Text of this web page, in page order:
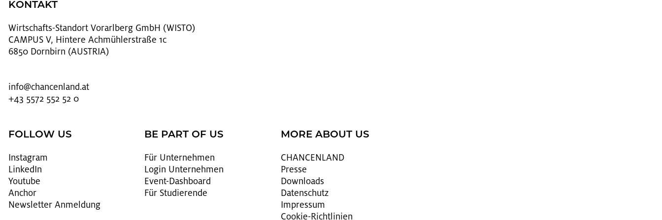
KONTAKT
Wirt­schafts-Stand­ort Vor­arl­berg GmbH (WISTO)
CAMPUS V, Hintere Achmühlerstraße 1c
6850 Dornbirn (AUSTRIA)
info@​chancenland.​at
+43 5572 552 52 0
FOLLOW US
In­sta­gram
Lin­kedIn
You­tube
An­chor
News­let­ter An­mel­dung
BE PART OF US
Für Un­ter­neh­men
Login Un­ter­neh­men
Event-Da­sh­board
Für Stu­die­ren­de
MORE ABOUT US
CHAN­CEN­LAND
Pres­se
Down­loads
Da­ten­schutz
Im­pres­sum
Coo­kie-Richt­li­ni­en